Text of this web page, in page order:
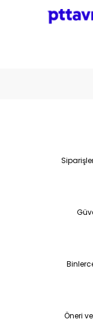
Öneri